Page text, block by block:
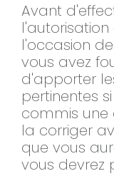
Avant
l'occasion
vous avez
d'apporter
pertinentes
commis une
la corriger
que vous
vous devrez